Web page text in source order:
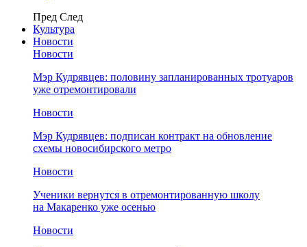
Пред След
Культура
Новости
Новости
Мэр Кудрявцев: половину запланированных тротуаров
уже отремонтировали
Новости
Мэр Кудрявцев: подписан контракт на обновление
схемы новосибирского метро
Новости
Ученики вернутся в отремонтированную школу
на Макаренко уже осенью
Новости